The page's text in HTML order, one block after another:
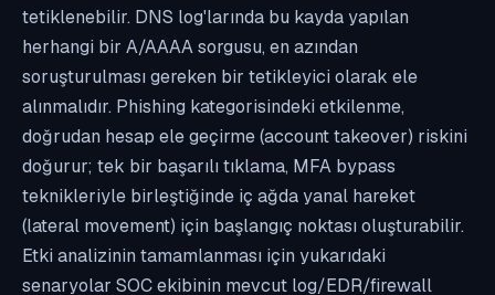
tetiklenebilir. DNS log'larında bu kayda yapılan
herhangi bir A/AAAA sorgusu, en azından
soruşturulması gereken bir tetikleyici olarak ele
alınmalıdır. Phishing kategorisindeki etkilenme,
doğrudan hesap ele geçirme (account takeover) riskini
doğurur; tek bir başarılı tıklama, MFA bypass
teknikleriyle birleştiğinde iç ağda yanal hareket
(lateral movement) için başlangıç noktası oluşturabilir.
Etki analizinin tamamlanması için yukarıdaki
senaryolar SOC ekibinin mevcut log/EDR/firewall